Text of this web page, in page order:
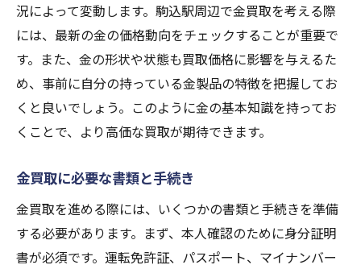
店舗ごとの買取価格の違いを比較
駒込駅周辺で金を高値で売るための買取ポイン
ト
高値買取を実現するための交渉術
金の品質と純度の評価方法
駒込駅周辺の店舗での買取価格の相場
金の保存方法とその影響
金の買取に有利な条件を見つける
初めての金買取でも安心！駒込駅周辺のお得な
況によって変動します。駒込駅周辺で金買取を考える際
には、最新の金の価格動向をチェックすることが重要で
す。また、金の形状や状態も買取価格に影響を与えるた
め、事前に自分の持っている金製品の特徴を把握してお
くと良いでしょう。このように金の基本知識を持ってお
くことで、より高価な買取が期待できます。
金買取に必要な書類と手続き
金買取を進める際には、いくつかの書類と手続きを準備
する必要があります。まず、本人確認のために身分証明
書が必須です。運転免許証、パスポート、マイナンバー